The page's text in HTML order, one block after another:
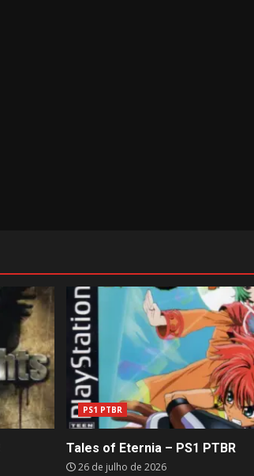
PS1 PTBR
Tales of Eternia – PS1 PTBR
26 de julho de 2026